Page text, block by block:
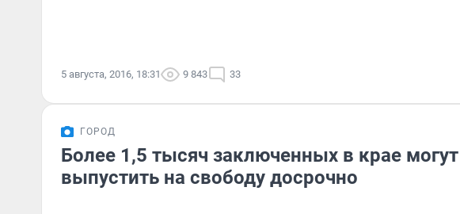
5 августа, 2016, 18:31 9 843 33
ГОРОД
Более 1,5 тысяч заключенных в крае могут
выпустить на свободу досрочно